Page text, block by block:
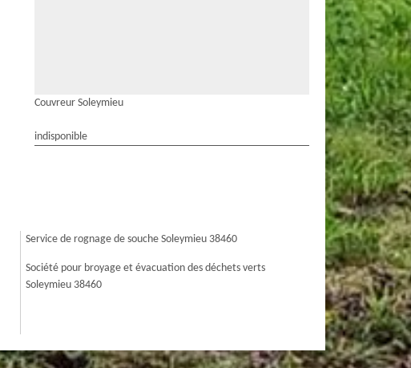
Couvreur Soleymieu
indisponible
Service de rognage de souche Soleymieu 38460
Société pour broyage et évacuation des déchets verts
Soleymieu 38460